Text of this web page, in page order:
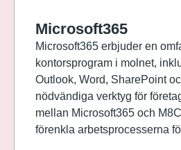
Microsoft365
Microsoft365 erbjuder en
kontorsprogram i molnet,
Outlook, Word, SharePoint
nödvändiga verktyg för
mellan Microsoft365 och
förenkla arbetsprocesserna